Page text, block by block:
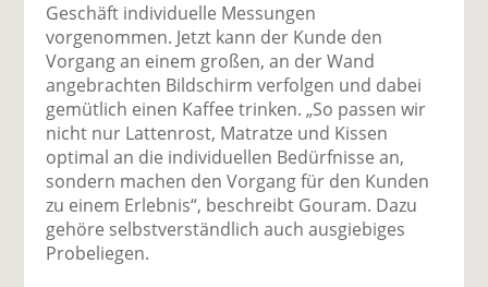
Geschäft individuelle Messungen
vorgenommen. Jetzt kann der Kunde den
Vorgang an einem großen, an der Wand
angebrachten Bildschirm verfolgen und dabei
gemütlich einen Kaffee trinken. „So passen wir
nicht nur Lattenrost, Matratze und Kissen
optimal an die individuellen Bedürfnisse an,
sondern machen den Vorgang für den Kunden
zu einem Erlebnis“, beschreibt Gouram. Dazu
gehöre selbstverständlich auch ausgiebiges
Probeliegen.